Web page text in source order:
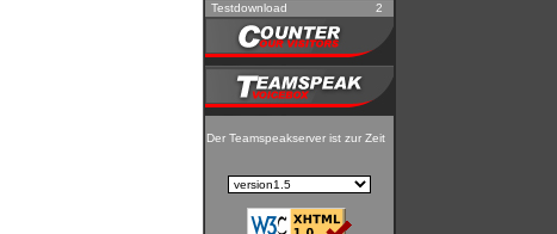
Testdownload 2
Der Teamspeakserver ist zur Zeit nicht erreichbar!